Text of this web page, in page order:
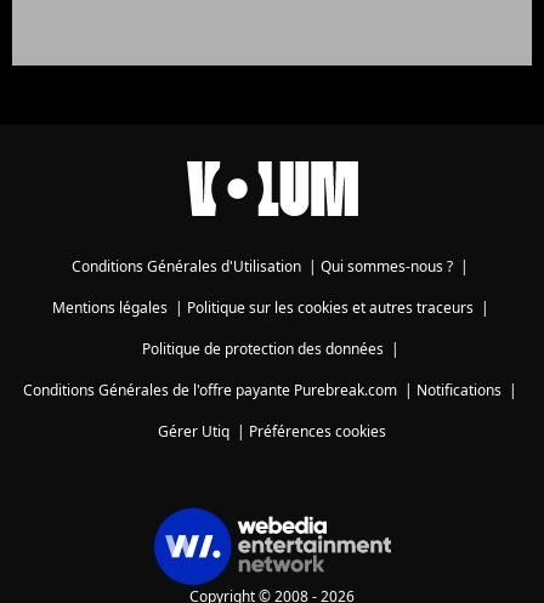
Conditions Générales d'Utilisation | Qui sommes-nous ? |
Mentions légales| Politique sur les cookies et autres traceurs|
Politique de protection des données|
Conditions Générales de l'offre payante Purebreak.com | Notifications |
Gérer Utiq | Préférences cookies
Copyright © 2008 - 2026